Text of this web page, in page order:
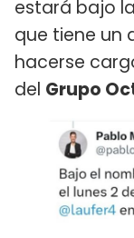
estará bajo
que tiene un
hacerse
del Grupo